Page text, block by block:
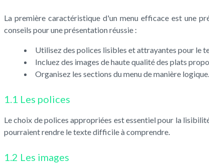
La première caractéristique d'un menu efficace est une
conseils pour une présentation réussie :
Utilisez des polices lisibles et attrayantes pour le
Incluez des images de haute qualité des plats
Organisez les sections du menu de manière logique.
1.1 Les polices
Le choix de polices appropriées est essentiel pour la
pourraient rendre le texte difficile à comprendre.
1.2 Les images